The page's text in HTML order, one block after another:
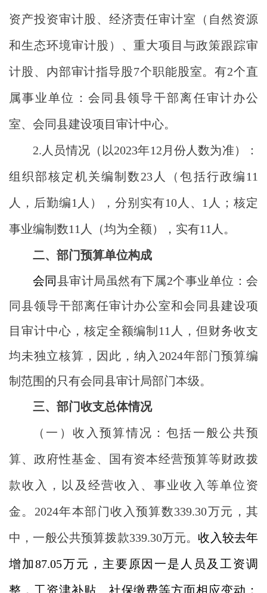
资产投资审计股、经济责任审计室（自然资源
和生态环境审计股）、重大项目与政策跟踪审
计股、内部审计指导股7个职能股室。有2个直
属事业单位：会同县领导干部离任审计办公
室、会同县建设项目审计中心。
2.人员情况（以2023年12月份人数为准）
：
组织部核定机关编制 数23人 （包括行政编11
人，后勤编1人 ），分别 实有10人、1人
；核定
事业编制 数11人 （均为全额）， 实有11人。
二、部门预算单位构成
会同县审计局虽然有下属2个事业单位：会
同县领导干部离任审计办公室和会同县建设项
目审计中心，核定全额编制11人，但财务收支
均未独立核算，因此，纳入2024年部门预算编
制范围的只有会同县审计局部门本级。
三、部门收支总体情况
（一）收入预算情况：包括一般公共预
算、政府性基金、国有资本经营预算等财政拨
款收入，以及经营收入、事业收入等单位资
金。 2024年本部门收入 预算数339.30万元 ，其
中，一般公共预算拨款339.30万元。收入较去年
增加87.05万元，主要原因 一是人员及工资调
整，工资津补贴、社保缴费等方面相应变动；